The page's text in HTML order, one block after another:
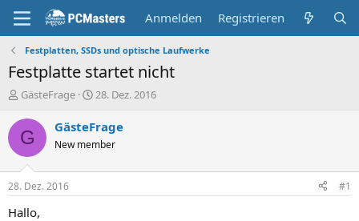
Anmelden Registrieren
Festplatten, SSDs und optische Laufwerke
Festplatte startet nicht
E
s
t
e
r
GästeFrage
E
s
e
t
28. Dez. 2016
G GästeFrage
New member
28. Dez. 2016 #1
Hallo,